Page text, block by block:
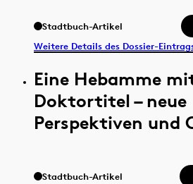
Stadtbuch-Artikel
Weitere Details des Dossier-
Eine Hebamme
Doktortitel – neue
Perspektiven und
Stadtbuch-Artikel